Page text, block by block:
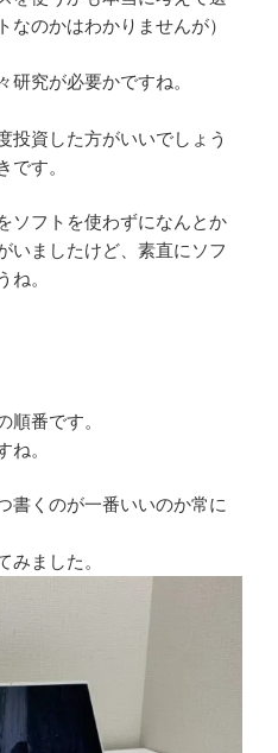
なのかはわかりませんが）
研究が必要かですね。
投資した方がいいでしょう
です。
ソフトを使わずになんとか
いましたけど、素直にソフ
ね。
順番です。
ね。
書くのが一番いいのか常に
みました。